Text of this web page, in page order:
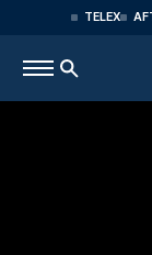
TELEX